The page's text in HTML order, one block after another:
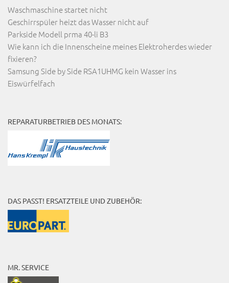
Waschmaschine startet nicht
Geschirrspüler heizt das Wasser nicht auf
Parkside Modell prma 40-li B3
Wie kann ich die Innenscheine meines Elektroherdes wieder
fixieren?
Samsung Side by Side RSA1UHMG kein Wasser ins
Eiswürfelfach
REPARATURBETRIEB DES MONATS:
DAS PASST! ERSATZTEILE UND ZUBEHÖR:
MR. SERVICE